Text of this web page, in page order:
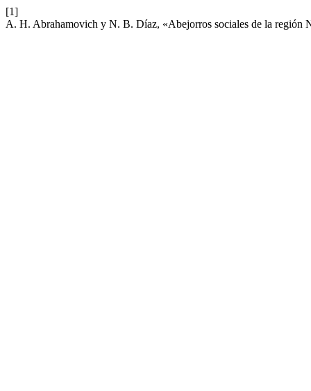
[1]
A. H. Abrahamovich y N. B. Díaz, «Abejorros sociales de la región